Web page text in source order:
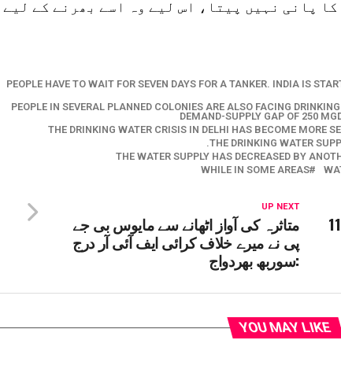
پانی نہیں پیتا، اس لیے وہ اسے بھرنے کے لیے
PEOPLE HAVE TO WAIT FOR SEVEN DAYS FOR A TANKER. INDIA IS
PEOPLE IN SEVERAL PLANNED COLONIES ARE ALSO FACING
DEMAND-SUPPLY GAP OF 250
THE DRINKING WATER CRISIS IN DELHI HAS BECOME MORE
THE DRINKING WATER
THE WATER SUPPLY HAS DECREASED BY
WHILE IN SOME AREAS
UP NEXT
متاثرہ کی آواز اٹھانے سے مایوس بی جے
پی نے میرے خلاف کرائی ایف آئی آر درج
:سوربھ بھردواج
سلنڈر پھٹنے سے ایک ہی مکان کے 11
YOU MAY LIKE